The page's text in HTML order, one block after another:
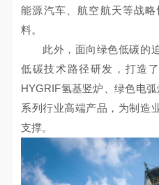
能源汽车、航空航天等战
料。
此外，面向绿色低碳的迫
低碳技术路径研发，打造
HYGRIF氢基竖炉、绿色电
系列行业高端产品，为制造
支撑。